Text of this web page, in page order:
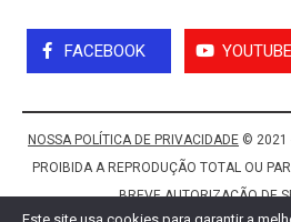
FACEBOOK YOUTUBE
NOSSA POLÍTICA DE PRIVACIDADE © 2021
PROIBIDA A REPRODUÇÃO TOTAL OU
BREVE AUTORIZAÇÃO DE